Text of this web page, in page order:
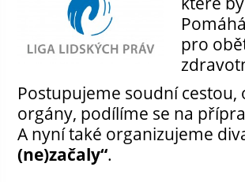
pro
Postupujeme soudní
orgány, podílíme se na
A nyní také organizujeme
(ne)začaly“.